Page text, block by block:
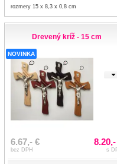
rozmery 15 x 8,3 x 0,8 cm
Drevený kríž - 15 cm
NOVINKA
6.67,- €
bez DPH s